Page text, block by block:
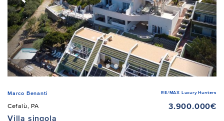
Marco Benanti RE/MAX Luxury Hunters
Cefalù, PA
3.900.000€
Villa singola